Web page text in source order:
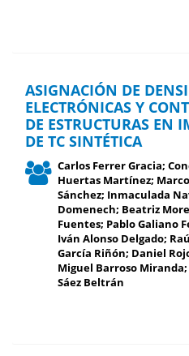
ASIGNACIÓN DE
ELECTRÓNICAS Y
DE ESTRUCTURAS EN
DE TC SINTÉTICA
Carlos Ferrer Gracia;
Huertas Martínez;
Sánchez; Inmaculada
Domenech; Beatriz
Fuentes; Pablo Galiano
Iván Alonso Delgado;
García Riñón; Daniel
Miguel Barroso Miranda;
Sáez Beltrán